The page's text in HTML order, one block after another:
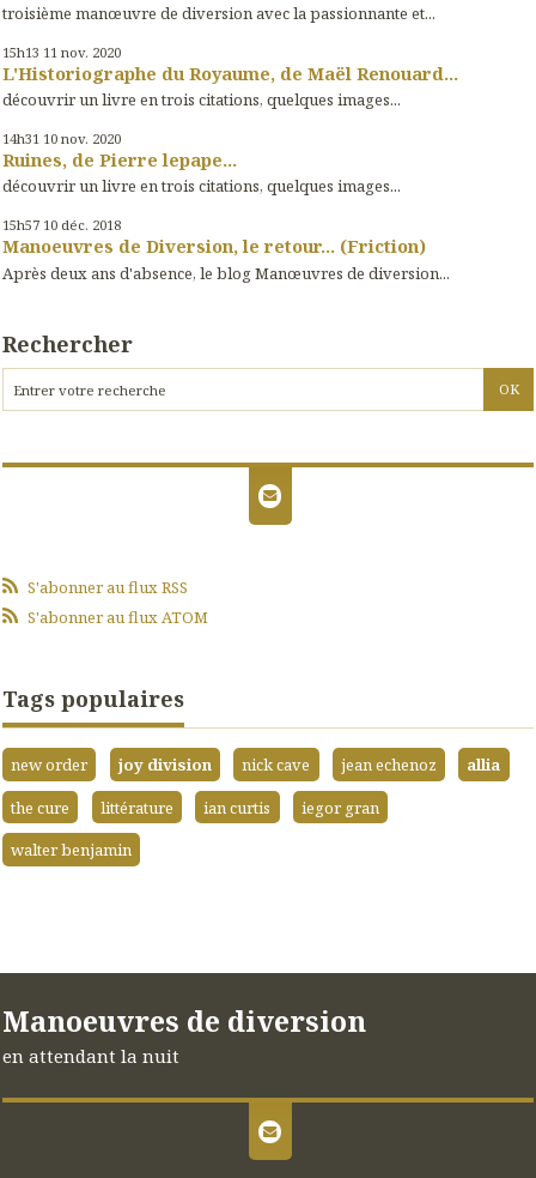
troisième manœuvre de diversion avec la passionnante et...
15h13 11 nov. 2020
L'Historiographe du Royaume, de Maël Renouard...
découvrir un livre en trois citations, quelques images...
14h31 10 nov. 2020
Ruines, de Pierre lepape...
découvrir un livre en trois citations, quelques images...
15h57 10 déc. 2018
Manoeuvres de Diversion, le retour... (Friction)
Après deux ans d'absence, le blog Manœuvres de diversion...
Rechercher
S'abonner au flux RSS
S'abonner au flux ATOM
Tags populaires
new order joy division nick cave jean echenoz
allia
the cure
littérature ian curtis
iegor gran
walter benjamin
Manoeuvres de diversion
en attendant la nuit